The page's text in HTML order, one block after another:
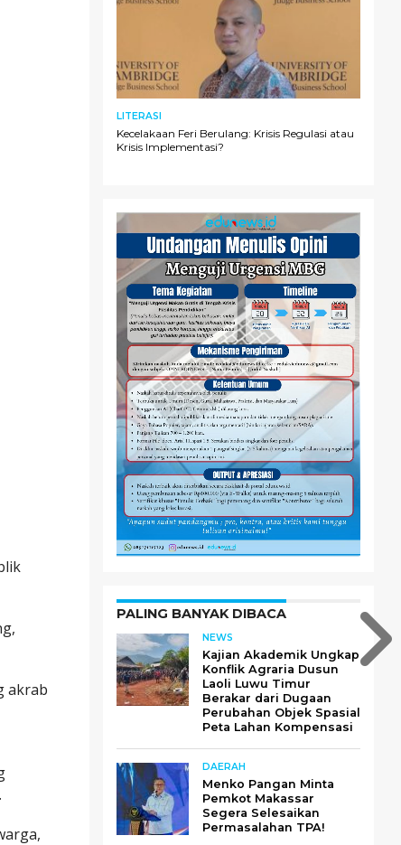
akrab
LITERASI
Kecelakaan Feri Berulang: Krisis Regulasi atau
Krisis Implementasi?
PALING BANYAK DIBACA
NEWS
Kajian Akademik Ungkap
Konflik Agraria Dusun
Laoli Luwu Timur
Berakar dari Dugaan
Perubahan Objek Spasial
Peta Lahan Kompensasi
DAERAH
Menko Pangan Minta
Pemkot Makassar
Segera Selesaikan
Permasalahan TPA!